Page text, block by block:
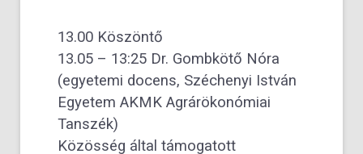
13.00 Köszöntő
13.05 – 13:25 Dr. Gombkötő Nóra
(egyetemi docens, Széchenyi István
Egyetem AKMK Agrárökonómiai
Tanszék)
Közösség által támogatott